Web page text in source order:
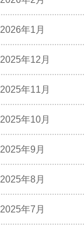
2026年1月
2025年12月
2025年11月
2025年10月
2025年9月
2025年8月
2025年7月